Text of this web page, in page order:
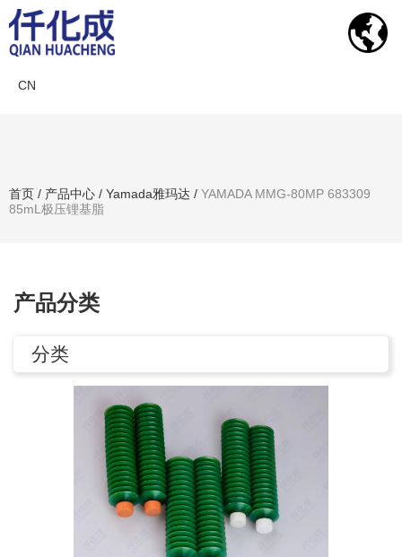
CN
首页 / 产品中心 / Yamada雅玛达 / YAMADA MMG-80MP 683309
85mL极压锂基脂
产品分类
分类
0755-86192801
FS2-7 700ml 249063 LUBE润滑脂